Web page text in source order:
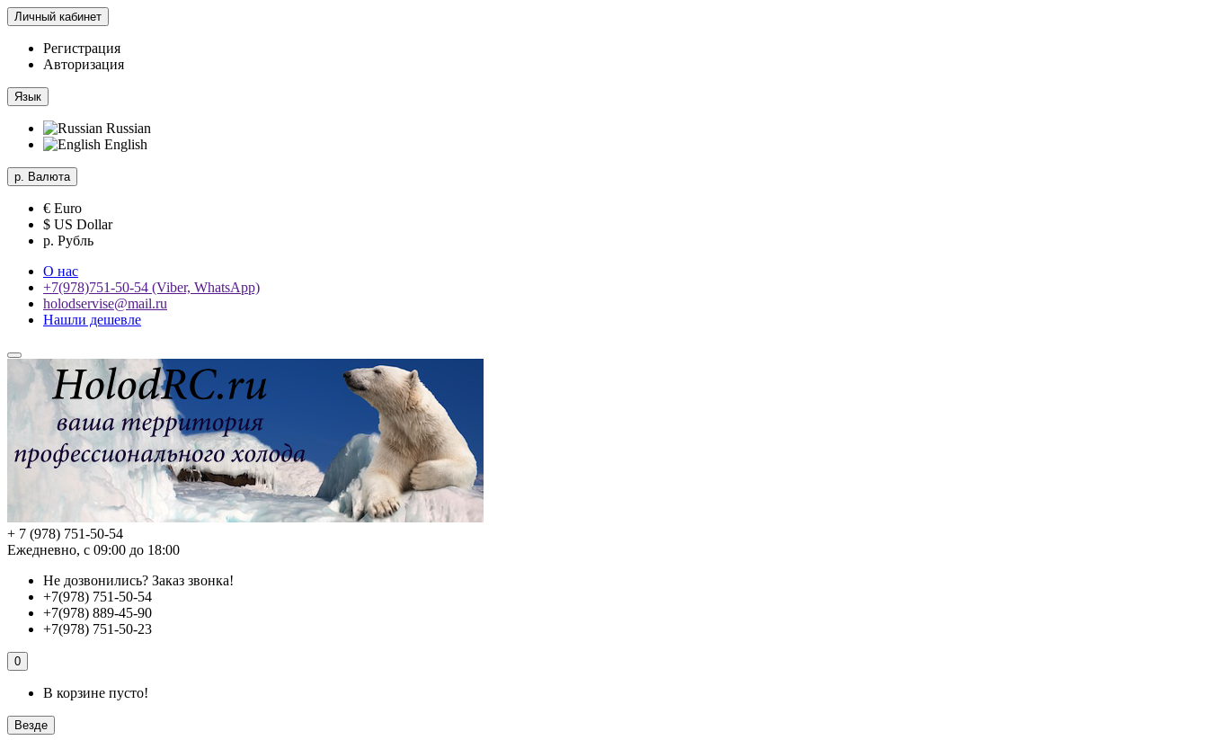
Личный кабинет
Регистрация
Авторизация
Язык
Russian
English
р. Валюта
€ Euro
$ US Dollar
р. Рубль
О нас
+7(978)751-50-54 (Viber, WhatsApp)
holodservise@mail.ru
Нашли дешевле
+ 7 (978) 751-50-54
Ежедневно, с 09:00 до 18:00
Не дозвонились? Заказ звонка!
+7(978) 751-50-54
+7(978) 889-45-90
+7(978) 751-50-23
0
В корзине пусто!
Везде